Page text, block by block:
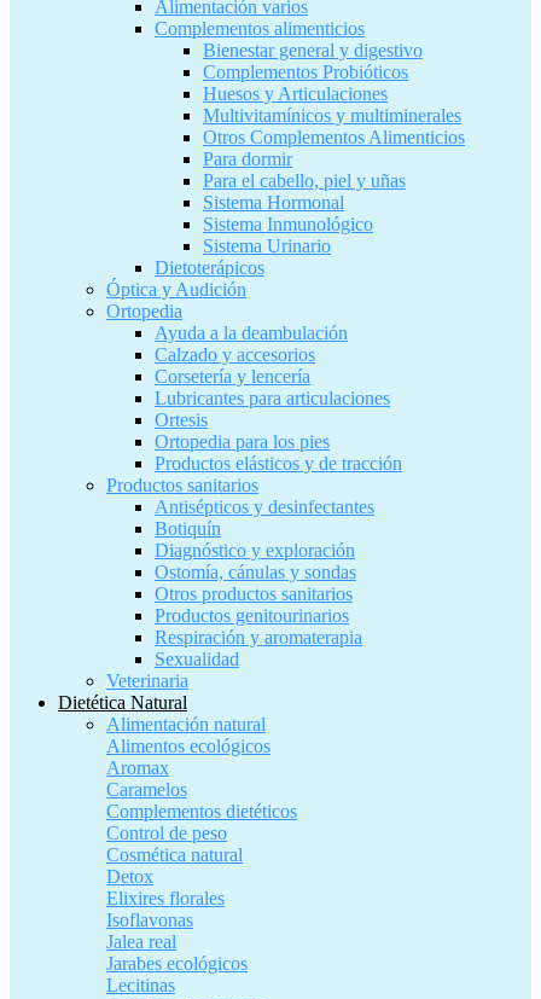
Alimentación varios
Complementos alimenticios
Bienestar general y digestivo
Complementos Probióticos
Huesos y Articulaciones
Multivitamínicos y multiminerales
Otros Complementos Alimenticios
Para dormir
Para el cabello, piel y uñas
Sistema Hormonal
Sistema Inmunológico
Sistema Urinario
Dietoterápicos
Óptica y Audición
Ortopedia
Ayuda a la deambulación
Calzado y accesorios
Corsetería y lencería
Lubricantes para articulaciones
Ortesis
Ortopedia para los pies
Productos elásticos y de tracción
Productos sanitarios
Antisépticos y desinfectantes
Botiquín
Diagnóstico y exploración
Ostomía, cánulas y sondas
Otros productos sanitarios
Productos genitourinarios
Respiración y aromaterapia
Sexualidad
Veterinaria
Dietética Natural
Alimentación natural
Alimentos ecológicos
Aromax
Caramelos
Complementos dietéticos
Control de peso
Cosmética natural
Detox
Elixires florales
Isoflavonas
Jalea real
Jarabes ecológicos
Lecitinas